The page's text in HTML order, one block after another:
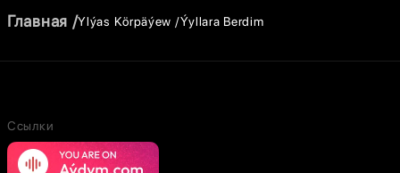
Главная Ylýas Körpäýew Ýyllara Berdim
Ссылки